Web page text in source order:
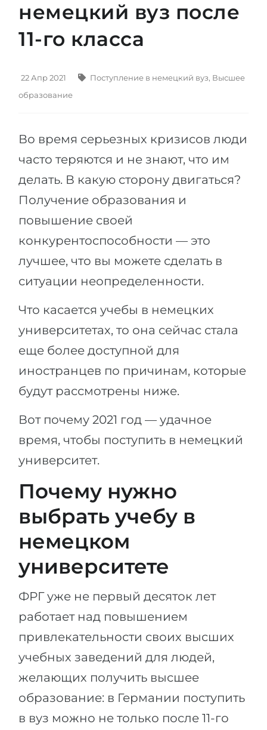
Языковая виза
ШТУДИЕНКОЛЛЕГ
Курсы штудиенколлег
Freshman / Foundation
Подготовка к штудиенколлег
Специальные курсы
Математика
Портфолио
ГЕОГРАФИЯ
Земли
Города
Профессии
Специальности
Примеры вакансий
КАРЬЕРНОЕ ОРИЕНТИРОВАНИЕ
Тест Голланда
Тест Карта Интересов
Тест RIASEC
Успехна
100%
Штудиенколлег
Магистратура
ПОСТУПАЕМ ПОСЛЕ...
Школы 12 классов (NIS)
Колледжа
IB-Diploma
1 курса
2-3 курса
Бакалавриата
Магистратуры
ПОСТУПАЕМ НА...
Медицина
Инженерия
Физика
Менеджмент
Другая специальность
ПОСТУПАЕМ ИЗ...
Россия
Украина
Казахстан
Азербайджан
Армения
Беларусь
Другая страна
ЗАПИСАТЬСЯ НА КОНСУЛЬТАЦИЮ
немецкий вуз после
11-го класса
22 Апр 2021 Поступление в немецкий вуз, Высшее
образование
Во время серьезных кризисов люди
часто теряются и не знают, что им
делать. В какую сторону двигаться?
Получение образования и
повышение своей
конкурентоспособности — это
лучшее, что вы можете сделать в
ситуации неопределенности.
Что касается учебы в немецких
университетах, то она сейчас стала
еще более доступной для
иностранцев по причинам, которые
будут рассмотрены ниже.
Вот почему 2021 год — удачное
время, чтобы поступить в немецкий
университет.
Почему нужно
выбрать учебу в
немецком
университете
ФРГ уже не первый десяток лет
работает над повышением
привлекательности своих высших
учебных заведений для людей,
желающих получить высшее
образование: в Германии поступить
в вуз можно не только после 11-го